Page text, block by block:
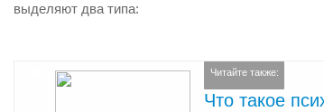
выделяют два типа:
Читайте также:
Что такое